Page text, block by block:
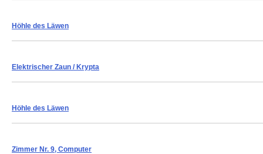
Höhle des Läwen
Elektrischer Zaun / Krypta
Höhle des Läwen
Zimmer Nr. 9, Computer